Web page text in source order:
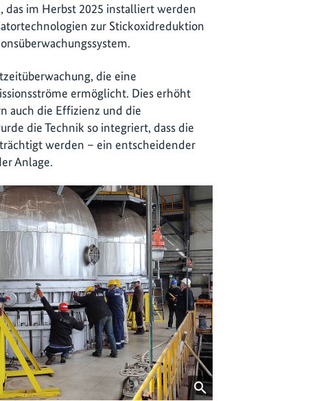
das im Herbst 2025 installiert werden
zur Stickoxidreduktion
die eine
ermöglicht. Dies erhöht
auch die Effizienz und die
die Technik so integriert, dass die
werden – ein entscheidender
Anlage.